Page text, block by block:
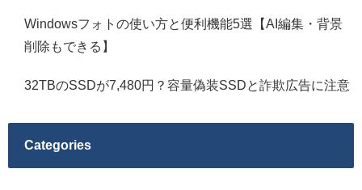
Windowsフォトの使い方と便利機能5選【AI編集・背景
削除もできる】
32TBのSSDが7,480円？容量偽装SSDと詐欺広告に注意
Categories